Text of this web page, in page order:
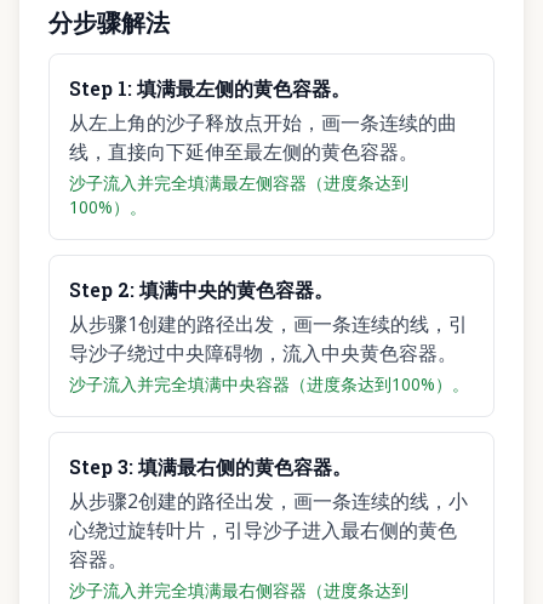
分步骤解法
Step 1:填满最左侧的黄色容器。
从左上角的沙子释放点开始，画一条连续的曲
线，直接向下延伸至最左侧的黄色容器。
沙子流入并完全填满最左侧容器（进度条达到
100%）。
Step 2:填满中央的黄色容器。
从步骤1创建的路径出发，画一条连续的线，引
导沙子绕过中央障碍物，流入中央黄色容器。
沙子流入并完全填满中央容器（进度条达到100%）。
Step3:填满最右侧的黄色容器。
从步骤2创建的路径出发，画一条连续的线，小
心绕过旋转叶片，引导沙子进入最右侧的黄色
容器。
沙子流入并完全填满最右侧容器（进度条达到